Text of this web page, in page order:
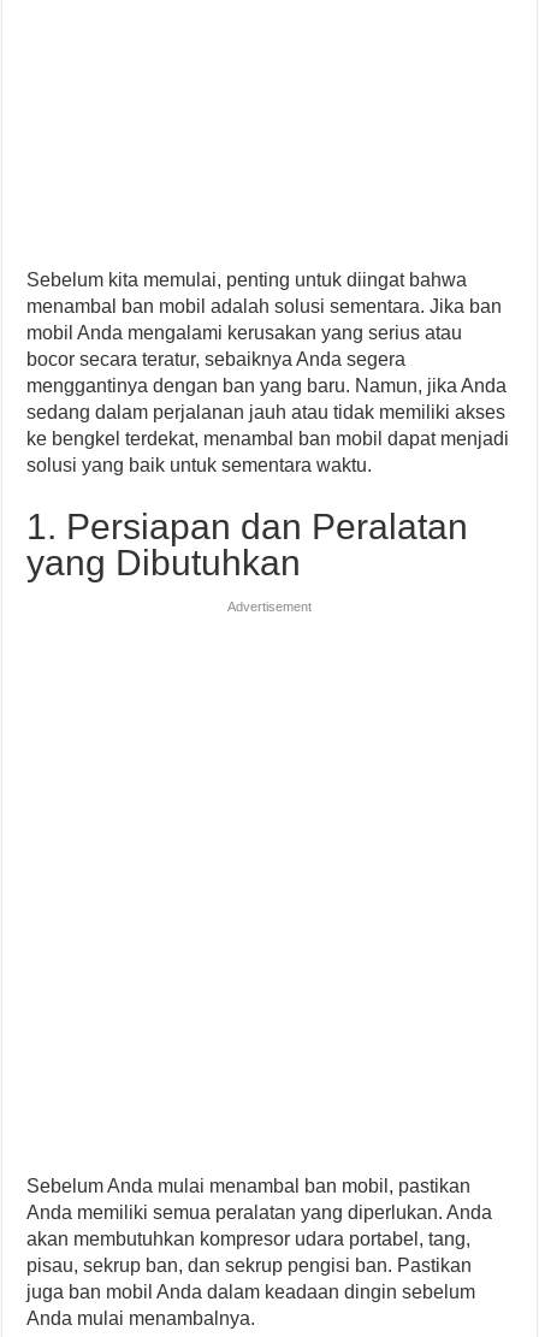
Sebelum kita memulai, penting untuk diingat bahwa
menambal ban mobil adalah solusi sementara. Jika ban
mobil Anda mengalami kerusakan yang serius atau
bocor secara teratur, sebaiknya Anda segera
menggantinya dengan ban yang baru. Namun, jika Anda
sedang dalam perjalanan jauh atau tidak memiliki akses
ke bengkel terdekat, menambal ban mobil dapat menjadi
solusi yang baik untuk sementara waktu.
1. Persiapan dan Peralatan
yang Dibutuhkan
Advertisement
Sebelum Anda mulai menambal ban mobil, pastikan
Anda memiliki semua peralatan yang diperlukan. Anda
akan membutuhkan kompresor udara portabel, tang,
pisau, sekrup ban, dan sekrup pengisi ban. Pastikan
juga ban mobil Anda dalam keadaan dingin sebelum
Anda mulai menambalnya.